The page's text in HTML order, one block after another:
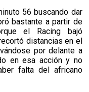
56 buscando dar
bastante a partir de
el Racing bajó
distancias en el
por delante a
en esa acción y no
falta del africano